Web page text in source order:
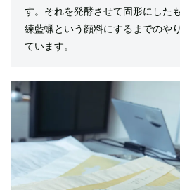
す。それを発酵させて固形にした
練藍蝋という顔料にするまでのや
ています。